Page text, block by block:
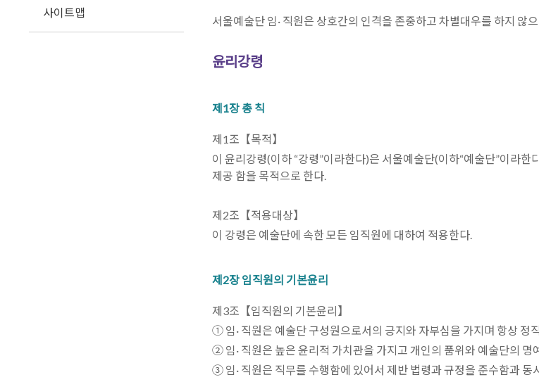
사이트맵
서울예술단 임· 직원은 상호간의 인격을 존중하고 차별대우를 하지 않
윤리강령
제1장 총 칙
제1조【목적】
이 윤리강령(이하 “강령”이라한다)은 서울예술단(이하“예술단”이라
제공 함을 목적으로 한다.
제2조【적용대상】
이 강령은 예술단에 속한 모든 임직원에 대하여 적용한다.
제2장 임직원의 기본윤리
제3조【임직원의 기본윤리】
① 임· 직원은 예술단 구성원으로서의 긍지와 자부심을 가지며 항상 정
② 임· 직원은 높은 윤리적 가치관을 가지고 개인의 품위와 예술단의 명
③ 임· 직원은 직무를 수행함에 있어서 제반 법령과 규정을 준수함과 동